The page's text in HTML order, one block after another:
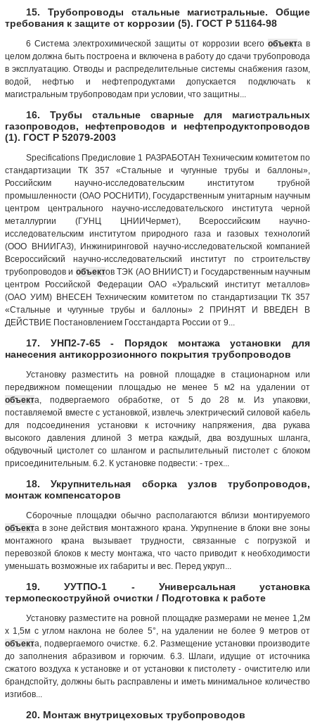
15. Трубопроводы стальные магистральные. Общие
требования к защите от коррозии (5). ГОСТ Р 51164-98
6 Система электрохимической защиты от коррозии всего объекта в
целом должна быть построена и включена в работу до сдачи трубопровода
в эксплуатацию. Отводы и распределительные системы снабжения газом,
водой, нефтью и нефтепродуктами допускается подключать к
магистральным трубопроводам при условии, что защитны...
16. Трубы стальные сварные для магистральных
газопроводов, нефтепроводов и нефтепродуктопроводов
(1). ГОСТ Р 52079-2003
Specifications Предисловие 1 РАЗРАБОТАН Техническим комитетом по
стандартизации ТК 357 «Стальные и чугунные трубы и баллоны»,
Российским научно-исследовательским институтом трубной
промышленности (ОАО РОСНИТИ), Государственным унитарным научным
центром центрального научно-исследовательского института черной
металлургии (ГУНЦ ЦНИИЧермет), Всероссийским научно-
исследовательским институтом природного газа и газовых технологий
(ООО ВНИИГАЗ), Инжиниринговой научно-исследовательской компанией
Всероссийский научно-исследовательский институт по строительству
трубопроводов и объектов ТЭК (АО ВНИИСТ) и Государственным научным
центром Российской Федерации ОАО «Уральский институт металлов»
(ОАО УИМ) ВНЕСЕН Техническим комитетом по стандартизации ТК 357
«Стальные и чугунные трубы и баллоны» 2 ПРИНЯТ И ВВЕДЕН В
ДЕЙСТВИЕ Постановлением Госстандарта России от 9...
17. УНП2-7-65 - Порядок монтажа установки для
нанесения антикоррозионного покрытия трубопроводов
Установку разместить на ровной площадке в стационарном или
передвижном помещении площадью не менее 5 м2 на удалении от
объекта, подвергаемого обработке, от 5 до 28 м. Из упаковки,
поставляемой вместе с установкой, извлечь электрический силовой кабель
для подсоединения установки к источнику напряжения, два рукава
высокого давления длиной 3 метра каждый, два воздушных шланга,
обдувочный цистолет со шлангом и распылительный пистолет с блоком
присоединительным. 6.2. К установке подвести: - трех...
18. Укрупнительная сборка узлов трубопроводов,
монтаж компенсаторов
Сборочные площадки обычно располагаются вблизи монтируемого
объекта в зоне действия монтажного крана. Укрупнение в блоки вне зоны
монтажного крана вызывает трудности, связанные с погрузкой и
перевозкой блоков к месту монтажа, что часто приводит к необходимости
уменьшать возможные их габариты и вес. Перед укруп...
19. УУТПО-1 - Универсальная установка
термопескоструйной очистки / Подготовка к работе
Установку разместите на ровной площадке размерами не менее 1,2м
х 1,5м с углом наклона не более 5°, на удалении не более 9 метров от
объекта, подвергаемого очистке. 6.2. Размещение установки производите
до заполнения абразивом и горючим. 6.3. Шлаги, идущие от источника
сжатого воздуха к установке и от установки к пистолету - очистителю или
брандспойту, должны быть расправлены и иметь минимальное количество
изгибов...
20. Монтаж внутрицеховых трубопроводов